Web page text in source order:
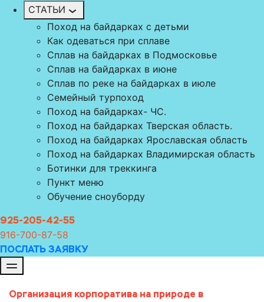
СТАТЬИ
Поход на байдарках с детьми
Как одеваться при сплаве
Сплав на байдарках в Подмосковье
Сплав на байдарках в июне
Сплав по реке на байдарках в июле
Семейный турпоход
Поход на байдарках- ЧС.
Поход на байдарках Тверская область.
Поход на байдарках Ярославская область
Поход на байдарках Владимирская область
Ботинки для треккинга
Пункт меню
Обучение сноуборду
925-205-42-55
916-700-87-58
ПОСЛАТЬ ЗАЯВКУ
Организация корпоратива на природе в